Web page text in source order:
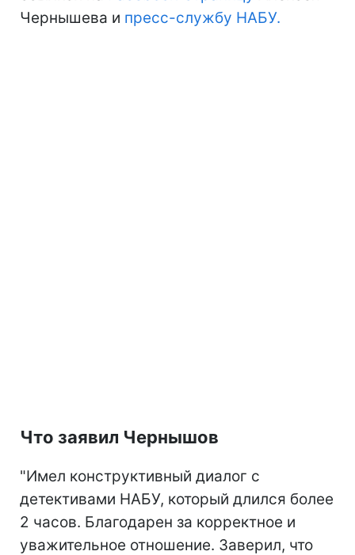
Чернышева и пресс-службу НАБУ.
Что заявил Чернышов
"Имел конструктивный диалог с
детективами НАБУ, который длился более
2 часов. Благодарен за корректное и
уважительное отношение. Заверил, что